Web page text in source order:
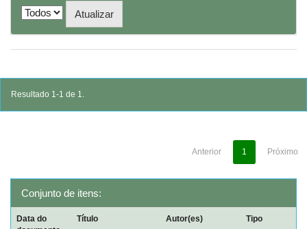
Resultado 1-1 de 1.
Anterior 1 Próximo
Conjunto de itens:
Data do
Título Autor(es) Tipo